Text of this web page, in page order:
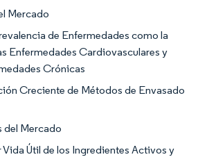
Mercado
de Enfermedades como la
Enfermedades Cardiovasculares y
Crónicas
Creciente de Métodos de Envasado
del Mercado
Vida Útil de los Ingredientes Activos y